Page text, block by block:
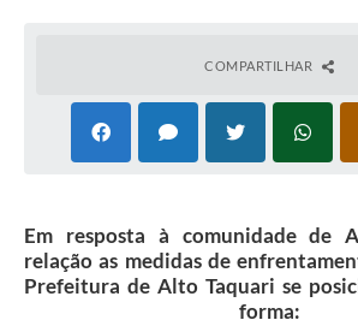
COMPARTILHAR
Em resposta à comunidade de
relação as medidas de
Prefeitura de Alto Taquari se
forma: